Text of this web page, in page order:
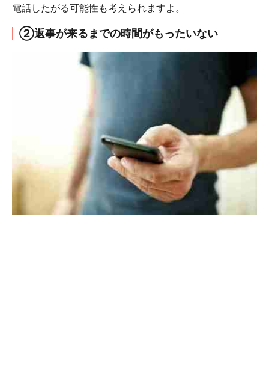
電話したがる可能性も考えられますよ。
②返事が来るまでの時間がもったいない